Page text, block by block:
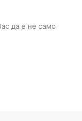
да е не само